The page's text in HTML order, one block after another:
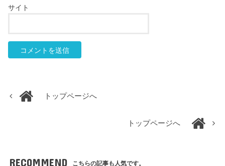
サイト
トップページへ
トップページへ
RECOMMEND こちらの記事も人気です。